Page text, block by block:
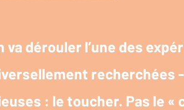
dérouler l’une des
recherchées
: le toucher. Pas le «